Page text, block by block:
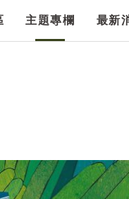
主題專欄 最新